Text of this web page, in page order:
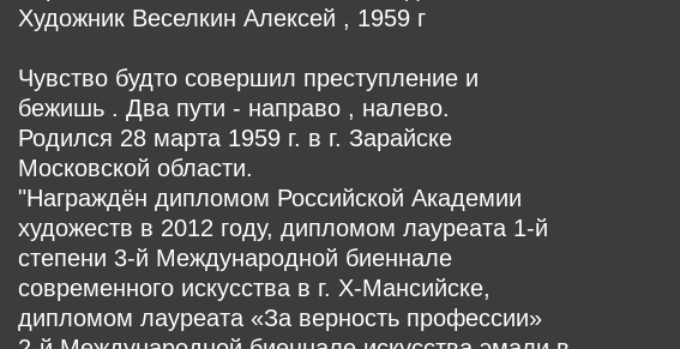
Художник Веселкин Алексей , 1959 г
Чувство будто совершил преступление и
бежишь . Два пути - направо , налево.
Родился 28 марта 1959 г. в г. Зарайске
Московской области.
"Награждён дипломом Российской Академии
художеств в 2012 году, дипломом лауреата 1-й
степени 3-й Международной биеннале
современного искусства в г. Х-Мансийске,
дипломом лауреата «За верность профессии»